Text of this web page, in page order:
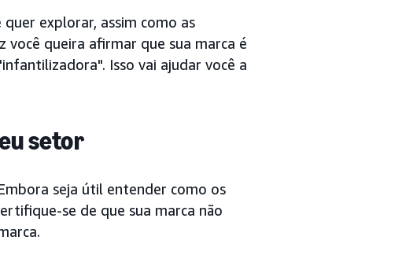
explorar, assim como as
você queira afirmar que sua marca é
Isso vai ajudar você a
setor
seja útil entender como os
se de que sua marca não